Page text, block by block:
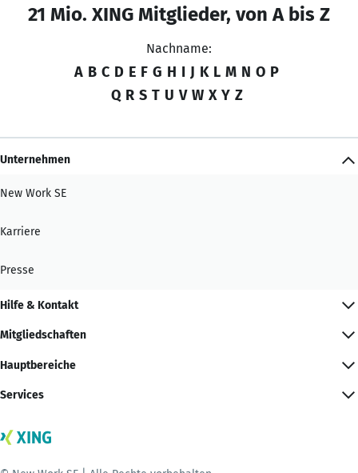
21 Mio. XING Mitglieder, von A bis Z
Nachname:
A B C D E F G H I J K L M N O P
Q R S T U V W X Y Z
Unternehmen
New Work SE
Karriere
Presse
Hilfe & Kontakt
Mitgliedschaften
Hauptbereiche
Services